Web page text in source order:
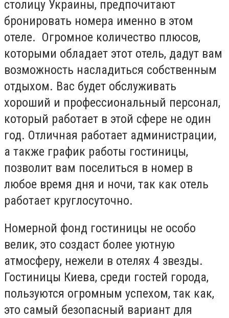
столицу Украины, предпочитают
бронировать номера именно в этом
отеле. Огромное количество плюсов,
которыми обладает этот отель, дадут вам
возможность насладиться собственным
отдыхом. Вас будет обслуживать
хороший и профессиональный персонал,
который работает в этой сфере не один
год. Отличная работает администрации,
а также график работы гостиницы,
позволит вам поселиться в номер в
любое время дня и ночи, так как отель
работает круглосуточно.
Номерной фонд гостиницы не особо
велик, это создаст более уютную
атмосферу, нежели в отелях 4 звезды.
Гостиницы Киева, среди гостей города,
пользуются огромным успехом, так как,
это самый безопасный вариант для